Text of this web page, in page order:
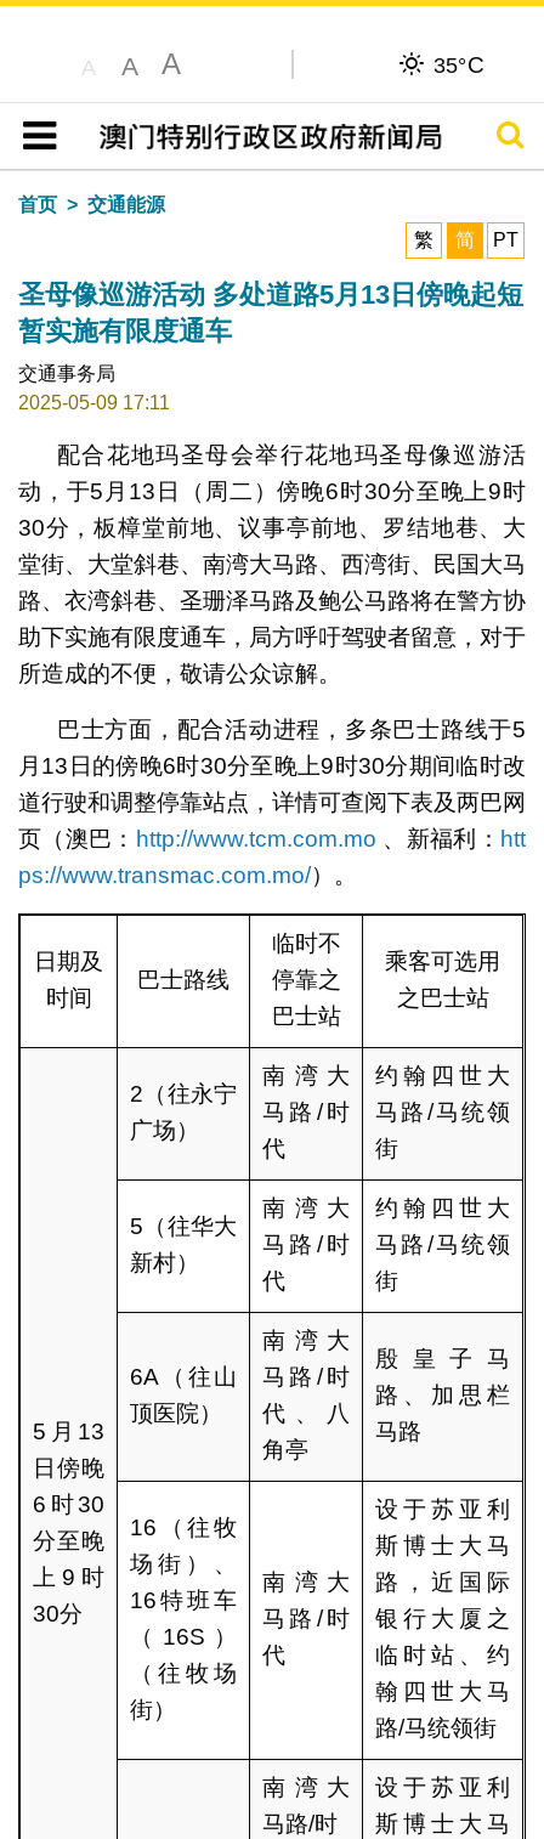
A A A 35°C
目录
搜寻
首页
交通能源
繁
简 PT
圣母像巡游活动 多处道路5月13日傍晚起短
暂实施有限度通车
交通事务局
2025-05-09 17:11
配合花地玛圣母会举行花地玛圣母像巡游活
动，于5月13日（周二）傍晚6时30分至晚上9时
30分，板樟堂前地、议事亭前地、罗结地巷、大
堂街、大堂斜巷、南湾大马路、西湾街、民国大马
路、衣湾斜巷、圣珊泽马路及鲍公马路将在警方协
助下实施有限度通车，局方呼吁驾驶者留意，对于
所造成的不便，敬请公众谅解。
巴士方面，配合活动进程，多条巴士路线于5
月13日的傍晚6时30分至晚上9时30分期间临时改
道行驶和调整停靠站点，详情可查阅下表及两巴网
页（澳巴： http://www.tcm.com.mo 、新福利： htt
ps://www.transmac.com.mo/）。
日期及
时间
巴士路线
临时不
停靠之
巴士站
乘客可选用
之巴士站
5月13
日傍晚
6时30
分至晚
上9时
30分
2（往永宁
广场）
南湾大
马路/时
代
约翰四世大
马路/马统领
街
5（往华大
新村）
南湾大
马路/时
代
约翰四世大
马路/马统领
街
6A（往山
顶医院）
南湾大
马路/时
代、八
角亭
殷皇子马
路、加思栏
马路
16（往牧
场街）、
16特班车
（16S）
（往牧场
街）
南湾大
马路/时
代
设于苏亚利
斯博士大马
路，近国际
银行大厦之
临时站、约
翰四世大马
路/马统领街
南湾大
马路/时
设于苏亚利
斯博士大马